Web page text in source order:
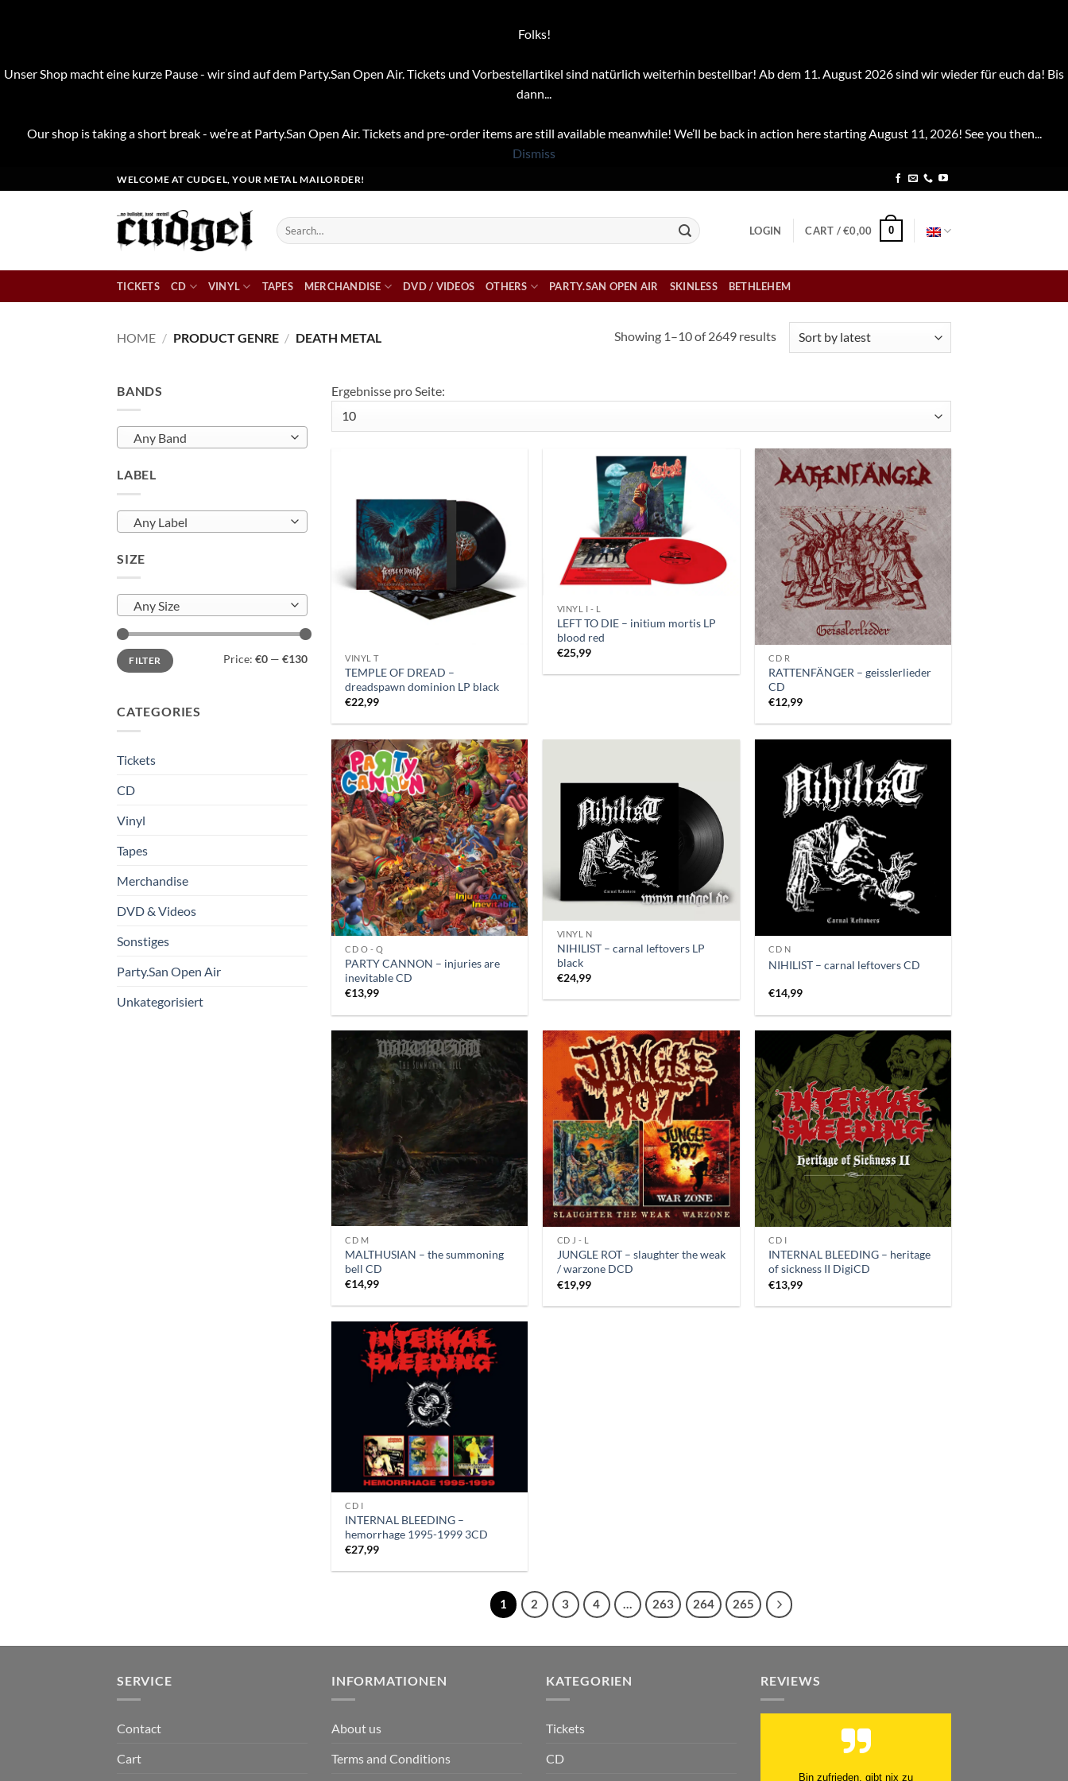
Folks!
Unser Shop macht eine kurze Pause - wir sind auf dem Party.San Open Air. Tickets und Vorbestellartikel sind natürlich weiterhin bestellbar! Ab dem 11. August 2026 sind wir wieder für euch da! Bis
dann...
Our shop is taking a short break - we’re at Party.San Open Air. Tickets and pre-order items are still available meanwhile! We’ll be back in action here starting August 11, 2026! See you then...
Dismiss
to
WELCOME AT CUDGEL, YOUR METAL MAILORDER!
Search
for:
LOGIN CART /€0,00 0
TICKETS CD VINYL TAPES MERCHANDISE DVD / VIDEOS OTHERS PARTY.SAN OPEN AIR SKINLESS BETHLEHEM
HOME / PRODUCT GENRE / DEATH METAL Showing 1–10 of 2649 resultsSorted
BANDS
Any Band
LABEL
Any Label
SIZE
Any Size
Min
price
Max
priceFILTER Price: €0 — €130
CATEGORIES
Tickets
CD
Vinyl
Tapes
Merchandise
DVD & Videos
Sonstiges
Party.San Open Air
Unkategorisiert
Ergebnisse pro Seite:
VINYL T
TEMPLE OF DREAD –
dreadspawn dominion LP black
€22,99
VINYL I - L
LEFT TO DIE – initium mortis LP
blood red
€25,99 CD R
RATTENFÄNGER – geisslerlieder
CD
€12,99
CD O - Q
PARTY CANNON – injuries are
inevitable CD
€13,99
VINYL N
NIHILIST – carnal leftovers LP
black
€24,99
CD N
NIHILIST – carnal leftovers CD
€14,99
CD M
MALTHUSIAN – the summoning
bell CD
€14,99
CD J - L
JUNGLE ROT – slaughter the weak
/ warzone DCD
€19,99
CD I
INTERNAL BLEEDING – heritage
of sickness II DigiCD
€13,99
CD I
INTERNAL BLEEDING –
hemorrhage 1995-1999 3CD
€27,99
1 2 3 4 … 263 264 265
SERVICE
Contact
Cart
INFORMATIONEN
About us
Terms and Conditions
KATEGORIEN
Tickets
CD
REVIEWS
Schnell. Zuverlässig. Klasse.